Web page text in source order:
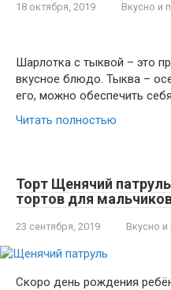
18 октября, 2019 Вкусно и
Шарлотка с тыквой – это
вкусное блюдо. Тыква –
его, можно обеспечить
Читать полностью
Торт Щенячий
тортов для
23 сентября, 2019 Вкусно и
Скоро день рождения